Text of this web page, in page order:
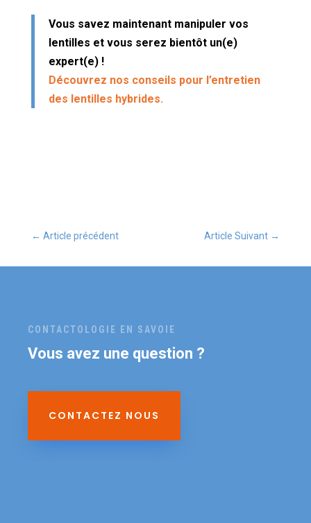
Vous savez maintenant manipuler vos
lentilles et vous serez bientôt un(e)
expert(e) !
Découvrez nos conseils pour l’entretien
des lentilles hybrides.
← Article précédent Article Suivant →
CONTACTOLOGIE EN SAVOIE
Vous avez une question ?
CONTACTEZ NOUS